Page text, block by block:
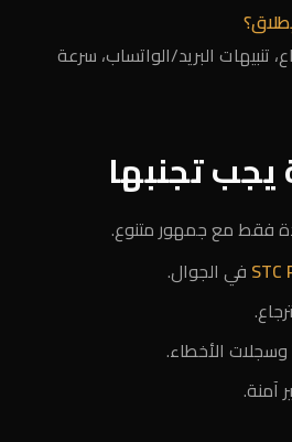
تنبيهات البريد/الواتساب، سرعة
تجنبها
فقط مع جمهور متنوع.
STC في الجوال.
آمنة.